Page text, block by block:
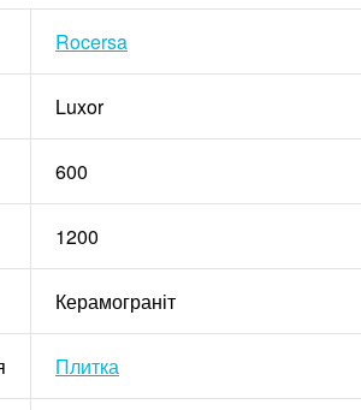
Rocersa
Luxor
600
1200
Керамограніт
Плитка